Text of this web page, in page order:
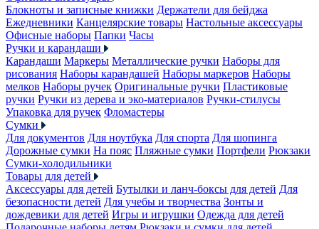
Блокноты и записные книжки Держатели для бейджа
Ежедневники Канцелярские товары Настольные аксессуары
Офисные наборы Папки Часы
Ручки и карандаши
Карандаши Маркеры Металлические ручки Наборы для
рисования Наборы карандашей Наборы маркеров Наборы
мелков Наборы ручек Оригинальные ручки Пластиковые
ручки Ручки из дерева и эко-материалов Ручки-стилусы
Упаковка для ручек Фломастеры
Сумки
Для документов Для ноутбука Для спорта Для шопинга
Дорожные сумки На пояс Пляжные сумки Портфели Рюкзаки
Сумки-холодильники
Товары для детей
Аксессуары для детей Бутылки и ланч-боксы для детей Для
безопасности детей Для учебы и творчества Зонты и
дождевики для детей Игры и игрушки Одежда для детей